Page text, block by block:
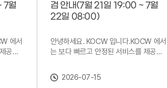
7월
에서
공하
월
검 안내(7월 21일 19:00 ~ 7월
22일 08:00)
안녕하세요. KOCW 입니다.KOCW 에서
는 보다 빠르고 안정된 서비스를 제공하
합니다.※ 서비스 점검 작업 일시 : 7월 21
일(화) 19:00 ~ 7월 22일(수) 08:00이
2026-07-15